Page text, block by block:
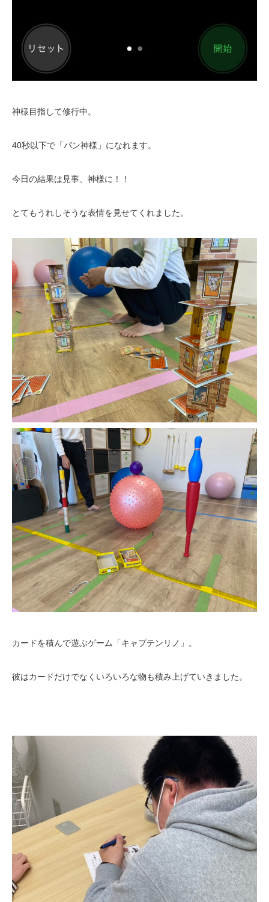
神様目指して修行中。
40秒以下で「パン神様」になれます。
今日の結果は見事、神様に！！
とてもうれしそうな表情を見せてくれました。
カードを積んで遊ぶゲーム「キャプテンリノ」。
彼はカードだけでなくいろいろな物も積み上げていきました。